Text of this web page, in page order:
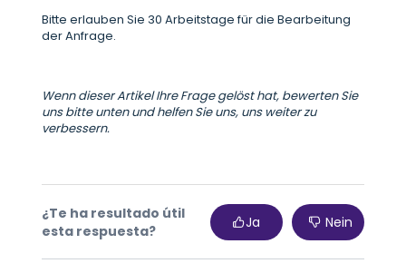
Bitte erlauben Sie 30 Arbeitstage für die Bearbeitung
der Anfrage.
Wenn dieser Artikel Ihre Frage gelöst hat, bewerten Sie
uns bitte unten und helfen Sie uns, uns weiter zu
verbessern.
¿Te ha resultado útil
esta respuesta?
Ja Nein